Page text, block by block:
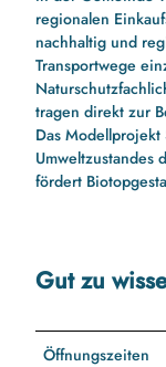
regionalen
nachhaltig und
Transportwege
tragen direkt zur
Das
Umweltzustandes
fördert
Gut zu
Öffnungszeiten